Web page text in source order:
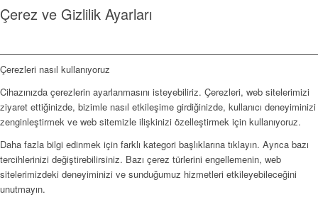
Çerez ve Gizlilik Ayarları
Çerezleri nasıl kullanıyoruz
Cihazınızda çerezlerin ayarlanmasını isteyebiliriz. Çerezleri, web sitelerimizi
ziyaret ettiğinizde, bizimle nasıl etkileşime girdiğinizde, kullanıcı deneyiminizi
zenginleştirmek ve web sitemizle ilişkinizi özelleştirmek için kullanıyoruz.
Daha fazla bilgi edinmek için farklı kategori başlıklarına tıklayın. Ayrıca bazı
tercihlerinizi değiştirebilirsiniz. Bazı çerez türlerini engellemenin, web
sitelerimizdeki deneyiminizi ve sunduğumuz hizmetleri etkileyebileceğini
unutmayın.